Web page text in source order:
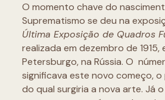
O momento chave do
Suprematismo se deu na
Última Exposição de Quadros
realizada em dezembro de 1915,
Petersburgo, na Rússia. O
significava este novo começo,
do qual surgiria a nova arte. Já